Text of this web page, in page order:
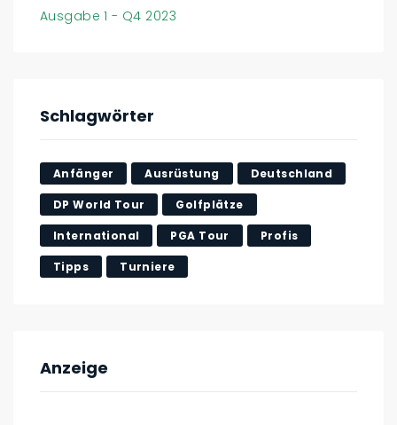
Ausgabe 1 - Q4 2023
Schlagwörter
Anfänger Ausrüstung Deutschland
DP World Tour Golfplätze
International PGA Tour Profis
Tipps Turniere
Anzeige